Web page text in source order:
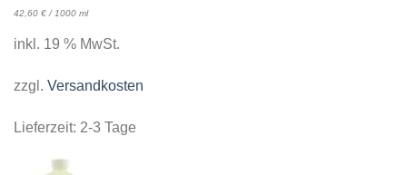
42,60 € / 1000 ml
inkl. 19 % MwSt.
zzgl. Versandkosten
Lieferzeit: 2-3 Tage